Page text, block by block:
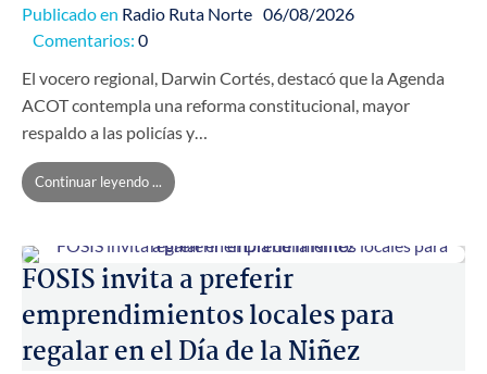
Publicado en Radio Ruta Norte 06/08/2026
Comentarios: 0
El vocero regional, Darwin Cortés, destacó que la Agenda
ACOT contempla una reforma constitucional, mayor
respaldo a las policías y…
Continuar leyendo ...
FOSIS invita a preferir
emprendimientos locales para
regalar en el Día de la Niñez